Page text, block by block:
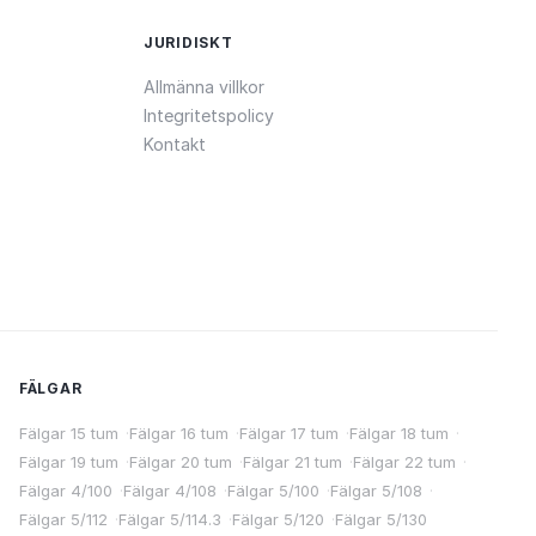
JURIDISKT
Allmänna villkor
Integritetspolicy
Kontakt
FÄLGAR
Fälgar 15 tum ·Fälgar 16 tum ·Fälgar 17 tum ·Fälgar 18 tum ·
Fälgar 19 tum ·Fälgar 20 tum ·Fälgar 21 tum ·Fälgar 22 tum ·
Fälgar 4/100 ·Fälgar 4/108 ·Fälgar 5/100 ·Fälgar 5/108 ·
Fälgar 5/112 ·Fälgar 5/114.3 ·Fälgar 5/120 ·Fälgar 5/130